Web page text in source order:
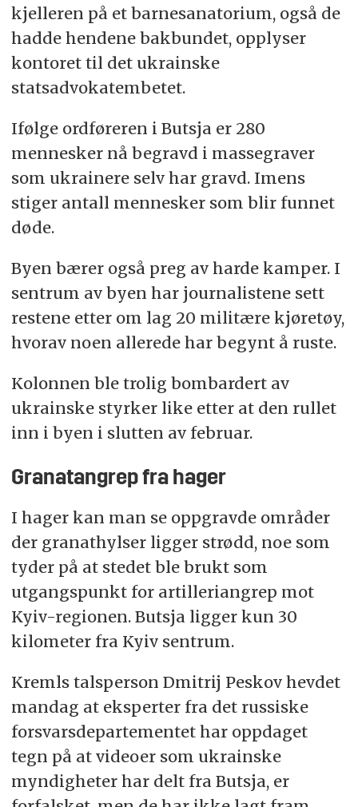
kjelleren på et barnesanatorium, også de
hadde hendene bakbundet, opplyser
kontoret til det ukrainske
statsadvokatembetet.
Ifølge ordføreren i Butsja er 280
mennesker nå begravd i massegraver
som ukrainere selv har gravd. Imens
stiger antall mennesker som blir funnet
døde.
Byen bærer også preg av harde kamper. I
sentrum av byen har journalistene sett
restene etter om lag 20 militære kjøretøy,
hvorav noen allerede har begynt å ruste.
Kolonnen ble trolig bombardert av
ukrainske styrker like etter at den rullet
inn i byen i slutten av februar.
Granatangrep fra hager
I hager kan man se oppgravde områder
der granathylser ligger strødd, noe som
tyder på at stedet ble brukt som
utgangspunkt for artilleriangrep mot
Kyiv-regionen. Butsja ligger kun 30
kilometer fra Kyiv sentrum.
Kremls talsperson Dmitrij Peskov hevdet
mandag at eksperter fra det russiske
forsvarsdepartementet har oppdaget
tegn på at videoer som ukrainske
myndigheter har delt fra Butsja, er